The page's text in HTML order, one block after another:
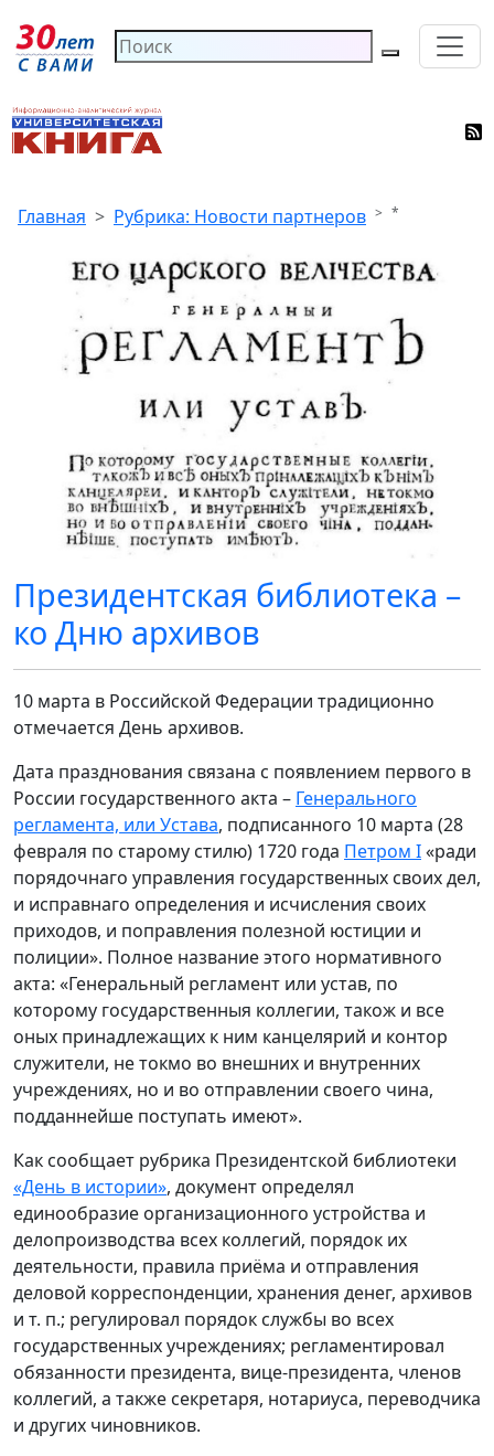
Главная Рубрика: Новости партнеров *
Президентская библиотека –
ко Дню архивов
10 марта в Российской Федерации традиционно
отмечается День архивов.
Дата празднования связана с появлением первого в
России государственного акта – Генерального
регламента, или Устава, подписанного 10 марта (28
февраля по старому стилю) 1720 года Петром I«ради
порядочнаго управления государственных своих дел,
и исправнаго определения и исчисления своих
приходов, и поправления полезной юстиции и
полиции». Полное название этого нормативного
акта: «Генеральный регламент или устав, по
которому государственныя коллегии, також и все
оных принадлежащих к ним канцелярий и контор
служители, не токмо во внешних и внутренних
учреждениях, но и во отправлении своего чина,
подданнейше поступать имеют».
Как сообщает рубрика Президентской библиотеки
«День в истории», документ определял
единообразие организационного устройства и
делопроизводства всех коллегий, порядок их
деятельности, правила приёма и отправления
деловой корреспонденции, хранения денег, архивов
и т. п.; регулировал порядок службы во всех
государственных учреждениях; регламентировал
обязанности президента, вице-президента, членов
коллегий, а также секретаря, нотариуса, переводчика
и других чиновников.